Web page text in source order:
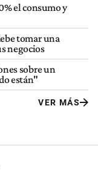
el consumo y
tomar una
negocios
sobre un
están"
VER MÁS